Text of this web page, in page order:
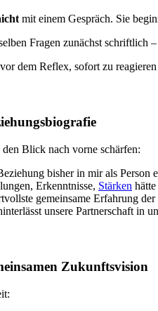
mit einem Gespräch. Sie
Fragen zunächst schriftlich
dem Reflex, sofort zu
Blick nach vorne schärfen:
bisher in mir als Person
Erkenntnisse, Stärken
gemeinsame Erfahrung der
unsere Partnerschaft in
Zukunftsvision